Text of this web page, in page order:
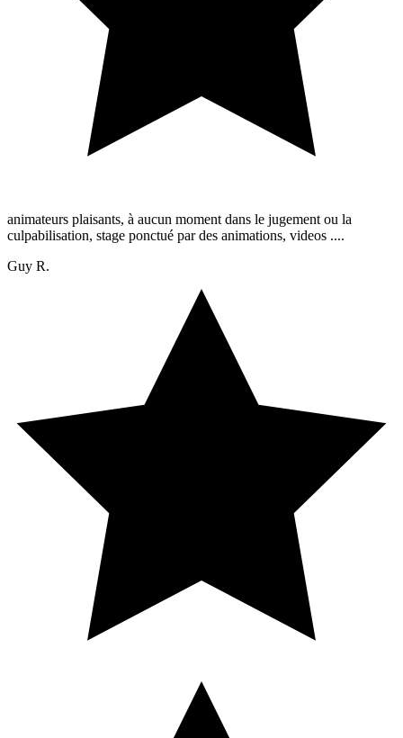
animateurs plaisants, à aucun moment dans le jugement ou la
culpabilisation, stage ponctué par des animations, videos ....
Guy R.